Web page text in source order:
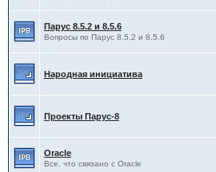
Парус 8.5.2 и 8.5.6
Вопросы по Парус 8.5.2 и 8.5.6
Народная инициатива
Проекты Паруc-8
Oracle
Все, что связано с Oracle